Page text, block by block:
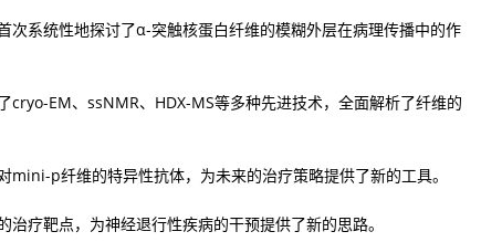
次系统性地探讨了α-突触核蛋白纤维的模糊外层在病理传播中的作
cryo-EM、ssNMR、HDX-MS等多种先进技术，全面解析了纤维的
mini-p纤维的特异性抗体，为未来的治疗策略提供了新的工具。
治疗靶点，为神经退行性疾病的干预提供了新的思路。